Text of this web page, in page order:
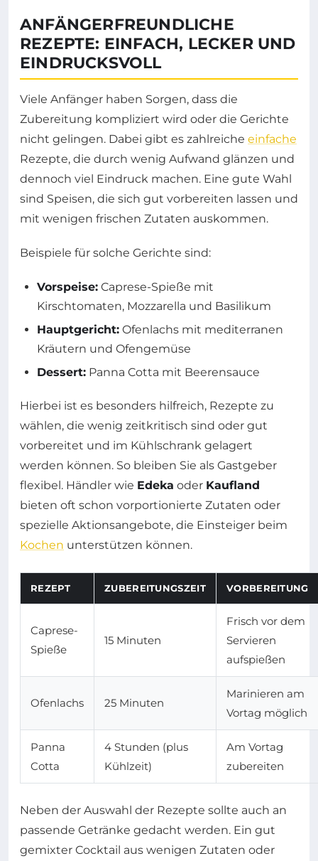
ANFÄNGERFREUNDLICHE
REZEPTE: EINFACH, LECKER UND
EINDRUCKSVOLL
Viele Anfänger haben Sorgen, dass die
Zubereitung kompliziert wird oder die Gerichte
nicht gelingen. Dabei gibt es zahlreiche einfache
Rezepte, die durch wenig Aufwand glänzen und
dennoch viel Eindruck machen. Eine gute Wahl
sind Speisen, die sich gut vorbereiten lassen und
mit wenigen frischen Zutaten auskommen.
Beispiele für solche Gerichte sind:
Vorspeise: Caprese-Spieße mit
Kirschtomaten, Mozzarella und Basilikum
Hauptgericht: Ofenlachs mit mediterranen
Kräutern und Ofengemüse
Dessert: Panna Cotta mit Beerensauce
Hierbei ist es besonders hilfreich, Rezepte zu
wählen, die wenig zeitkritisch sind oder gut
vorbereitet und im Kühlschrank gelagert
werden können. So bleiben Sie als Gastgeber
flexibel. Händler wie Edeka oder Kaufland
bieten oft schon vorportionierte Zutaten oder
spezielle Aktionsangebote, die Einsteiger beim
Kochen unterstützen können.
REZEPT ZUBEREITUNGSZEIT VORBEREITUNG
Caprese-
Spieße
15 Minuten
Frisch vor dem
Servieren
aufspießen
Ofenlachs 25 Minuten
Marinieren am
Vortag möglich
Panna
Cotta
4 Stunden (plus
Kühlzeit)
Am Vortag
zubereiten
Neben der Auswahl der Rezepte sollte auch an
passende Getränke gedacht werden. Ein gut
gemixter Cocktail aus wenigen Zutaten oder